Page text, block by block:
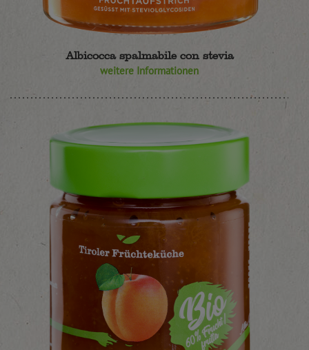
Albicocca spalmabile con stevia
weitere Informationen